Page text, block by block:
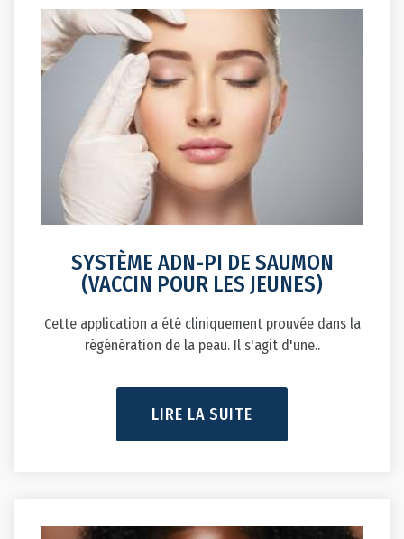
SYSTÈME ADN-PI DE SAUMON
(VACCIN POUR LES JEUNES)
Cette application a été cliniquement prouvée dans la
régénération de la peau. Il s'agit d'une..
LIRE LA SUITE